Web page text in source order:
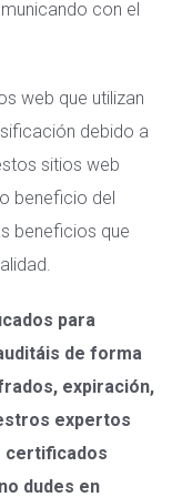
con el
web que utilizan
debido a
sitios web
beneficio del
beneficios que
para
de forma
expiración,
expertos
certificados
dudes en